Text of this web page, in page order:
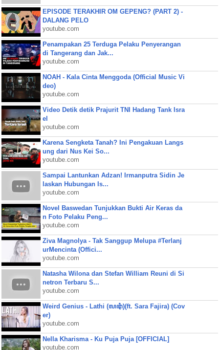
EPISODE TERAKHIR OM GEPENG? (PART 2) -
DALANG PELO
youtube.com
Penampakan 25 Terduga Pelaku Penyerangan
di Tangerang dan Jak...
youtube.com
NOAH - Kala Cinta Menggoda (Official Music Vi
deo)
youtube.com
Video Detik detik Prajurit TNI Hadang Tank Isra
el
youtube.com
Karena Sengketa Tanah? Ini Pengakuan Langs
ung dari Nus Kei So...
youtube.com
Sampai Lantunkan Adzan! Irmanputra Sidin Je
laskan Hubungan Is...
youtube.com
Novel Baswedan Tunjukkan Bukti Air Keras da
n Foto Pelaku Peng...
youtube.com
Ziva Magnolya - Tak Sanggup Melupa #Terlanj
urMencinta (Offici...
youtube.com
Natasha Wilona dan Stefan William Reuni di Si
netron Terbaru S...
youtube.com
Weird Genius - Lathi (ꦭꦛꦶ)(ft. Sara Fajira) (Cov
er)
youtube.com
Nella Kharisma - Ku Puja Puja [OFFICIAL]
youtube.com